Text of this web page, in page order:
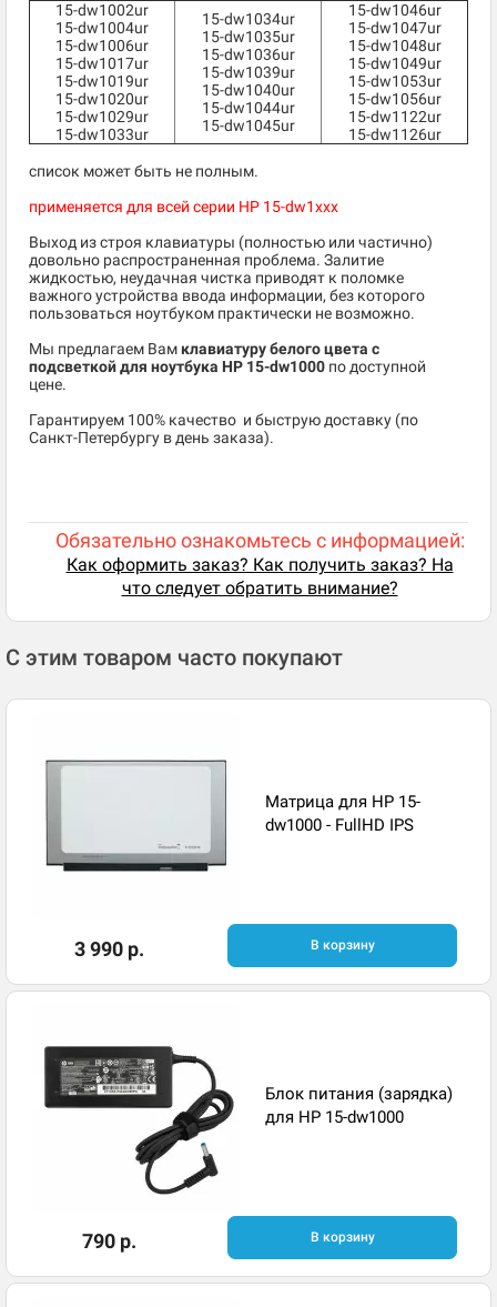
15-dw1002ur
15-dw1004ur
15-dw1006ur
15-dw1017ur
15-dw1019ur
15-dw1020ur
15-dw1029ur
15-dw1033ur
15-dw1034ur
15-dw1035ur
15-dw1036ur
15-dw1039ur
15-dw1040ur
15-dw1044ur
15-dw1045ur
15-dw1046ur
15-dw1047ur
15-dw1048ur
15-dw1049ur
15-dw1053ur
15-dw1056ur
15-dw1122ur
15-dw1126ur
список может быть не полным.
применяется для всей серии HP 15-dw1xxx
Выход из строя клавиатуры (полностью или частично)
довольно распространенная проблема. Залитие
жидкостью, неудачная чистка приводят к поломке
важного устройства ввода информации, без которого
пользоваться ноутбуком практически не возможно.
Мы предлагаем Вам клавиатуру белого цвета с
подсветкой для ноутбука HP 15-dw1000 по доступной
цене.
​Гарантируем 100% качество и быструю доставку (по
Санкт-Петербургу в день заказа).
Обязательно ознакомьтесь с информацией:
Как оформить заказ? Как получить заказ? На
что следует обратить внимание?
С этим товаром часто покупают
Матрица для HP 15-
dw1000 - FullHD IPS
3 990 р. В корзину
Блок питания (зарядка)
для HP 15-dw1000
790 р. В корзину